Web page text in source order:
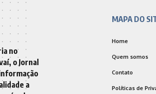
no
o Jornal
a
MAPA DO
Home
Quem somos
Contato
Políticas de